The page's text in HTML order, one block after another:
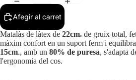
Afegir al carret
Matalàs de làtex de 22cm. de gruix total,
màxim confort en un suport ferm i
15cm., amb un 80% de puresa, s'adapta
l'ergonomia del cos.